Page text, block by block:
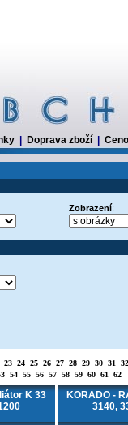
Doprava zboží
Zobrazení:
23 24 25 26 27 28 29 30 31 32
54 55 56 57 58 59 60 61 62
K 33
KORADO -
3140,